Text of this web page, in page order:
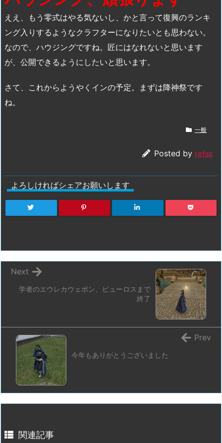
ええ、もう零式はやる気ないし、かと言って復興のランキ
ング入りするようなクラフターになりたいとも思わない。
なので、ハウジングですね。匠にはなれないと思います
が、公開できるようにしたいと思います。
さて、これからようやくインの予定。まずは降神祭です
ね。
一般
Posted by refas
よろしければシェアお願いします
学者のエウレカウェポン、ピューロスまで
終了
Next
今年もありがとうございました
Prev
関連記事